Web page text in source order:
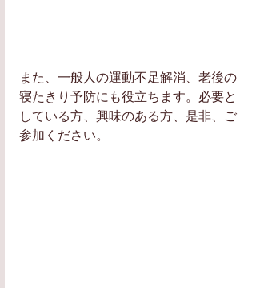
また、一般人の運動不足解消、老後の
寝たきり予防にも役立ちます。必要と
している方、興味のある方、是非、ご
参加ください。